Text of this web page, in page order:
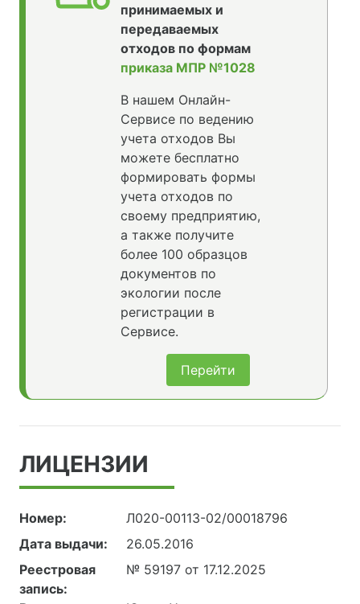
принимаемых и
передаваемых
отходов по формам
приказа МПР №1028
В нашем Онлайн-
Сервисе по ведению
учета отходов Вы
можете бесплатно
формировать формы
учета отходов по
своему предприятию,
а также получите
более 100 образцов
документов по
экологии после
регистрации в
Сервисе.
Перейти
ЛИЦЕНЗИИ
Номер:
Л020-00113-02/00018796
Дата выдачи:
26.05.2016
Реестровая
запись:
№ 59197 от 17.12.2025